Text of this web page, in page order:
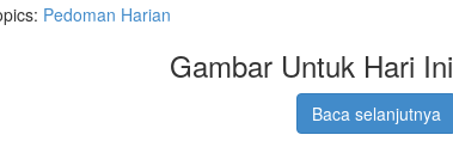
Pedoman Harian
Gambar Untuk Hari Ini
Baca selanjutnya